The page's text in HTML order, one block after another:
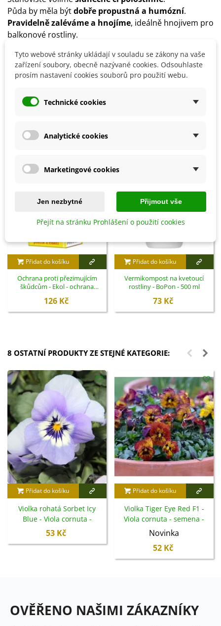
Půda by měla býtdobře propustná a humózní.
Pravidelně zaléváme a hnojíme, ideálně hnojivem pro
balkonové rostliny.
necháme přezimovat ve skleníku.
Detaily produktu
Přidat do košíku
Ochrana proti přezimujícím
škůdcům - Ekol - ochrana
126 Kč
Přidat do košíku
Vermikompost na kvetoucí
rostliny - BoPon - 500 ml
73 Kč
8 OSTATNÍ PRODUKTY ZE STEJNÉ KATEGORIE:
Přidat do košíku
Violka rohatá Sorbet Icy
Blue - Viola cornuta -
semena - 20 ks
53 Kč
Přidat do košíku
Violka Tiger Eye Red F1 -
Viola cornuta - semena -
20 ks
Novinka
52 Kč
OVĚŘENO NAŠIMI ZÁKAZNÍKY
Tyto webové stránky ukládají v souladu se zákony na vaše
zařízení soubory, obecně nazývané cookies. Odsouhlaste
prosím nastavení cookies souborů pro použití webu.
Technické cookies
Analytické cookies
Marketingové cookies
Jen nezbytné Přijmout vše
Přejít na stránku Prohlášení o použití cookies